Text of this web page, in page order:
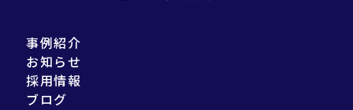
事例紹介
お知らせ
採用情報
ブログ